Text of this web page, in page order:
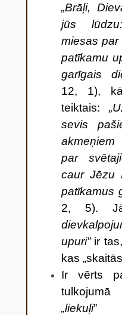
„Brāļi,
jūs
miesas par
patīkamu
garīgais
12, 1),
teiktais:
sevis
par
caur Jēzu
patīkamus
2, 5).
upuri” ir
kas
Ir vērts
„liekuļi”